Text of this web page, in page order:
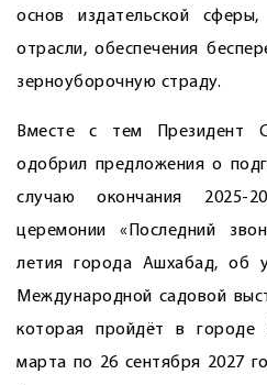
основ издательской сферы,
отрасли, обеспечения
зерноуборочную страду.
Вместе с тем Президент
одобрил предложения о
случаю окончания 2025-
церемонии «Последний
летия города Ашхабад, об
Международной садовой
которая пройдёт в городе
марта по 26 сентября 2027